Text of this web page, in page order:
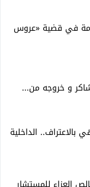
في قضية «عروس
و خروجه من...
الداخلية